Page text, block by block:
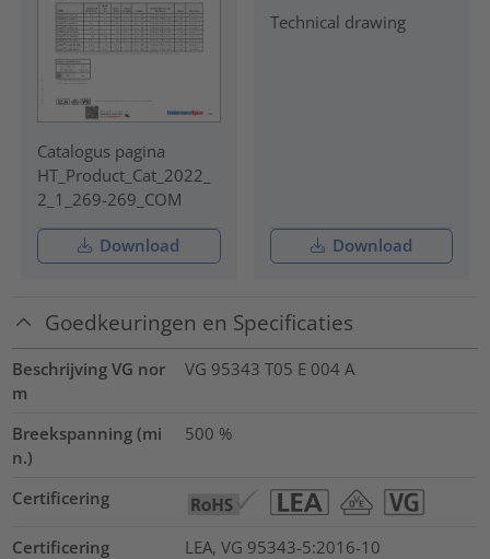
Catalogus pagina
HT_Product_Cat_2022_
2_1_269-269_COM
Download
Technical drawing
Download
Goedkeuringen en Specificaties
Beschrijving VG nor
m
VG 95343 T05 E 004 A
Breekspanning (mi
n.)
500 %
Certificering
Certificering
LEA, VG 95343-5:2016-10